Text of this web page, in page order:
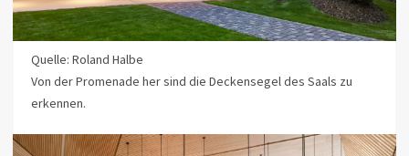
Quelle: Roland Halbe
Von der Promenade her sind die Deckensegel des Saals zu
erkennen.